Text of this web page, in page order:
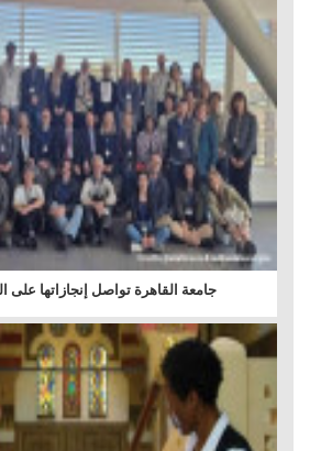
جامعة القاهرة تواصل إنجازاتها على